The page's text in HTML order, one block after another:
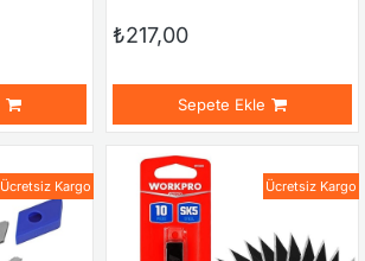
₺217,00
Sepete Ekle
Ücretsiz Kargo Ücretsiz Kargo